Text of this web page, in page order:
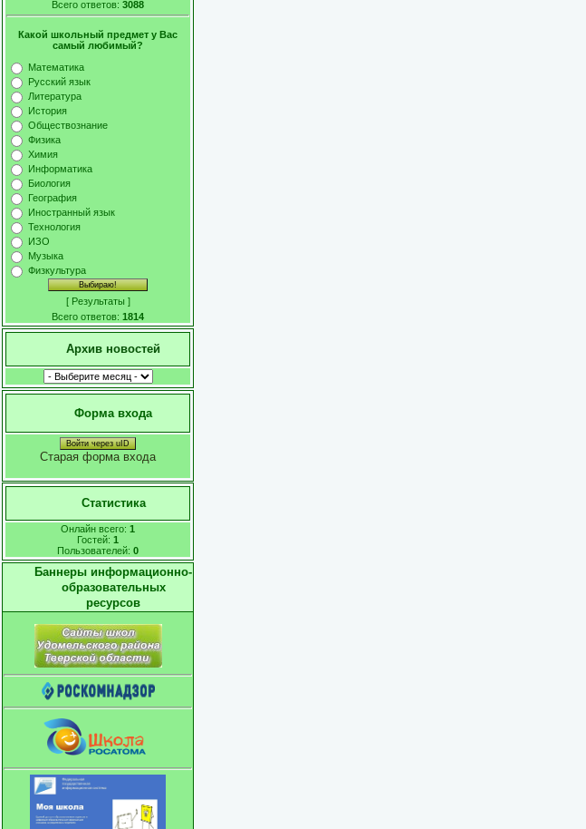
Всего ответов: 3088
Какой школьный предмет у Вас
самый любимый?
Математика
Русский язык
Литература
История
Обществознание
Физика
Химия
Информатика
Биология
География
Иностранный язык
Технология
ИЗО
Музыка
Физкультура
[ Результаты ]
Всего ответов: 1814
Архив новостей
Форма входа
Войти через uID
Старая форма входа
Статистика
Онлайн всего: 1
Гостей: 1
Пользователей: 0
Баннеры информационно-
образовательных
ресурсов